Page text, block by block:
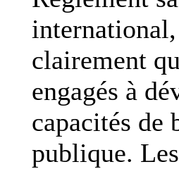
clairement
engagés à
capacités de
publique.